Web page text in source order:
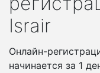
Israir
Онлайн-
начинается за 1